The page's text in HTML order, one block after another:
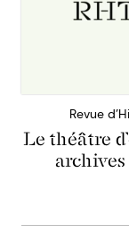
Revue
Le théâtre
archives